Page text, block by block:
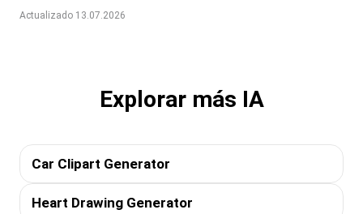
Actualizado 13.07.2026
Explorar más IA
Car Clipart Generator
Heart Drawing Generator